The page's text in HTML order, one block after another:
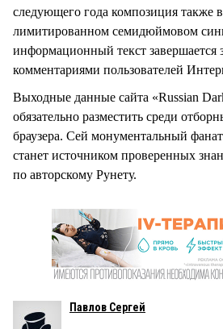
следующего года композиция также
лимитированном семидюймовом
информационный текст завершается
комментариями пользователей
Выходные данные сайта «Russian
обязательно разместить среди
браузера. Сей монументальный
станет источником проверенных
по авторскому Рунету.
Павлов Сергей